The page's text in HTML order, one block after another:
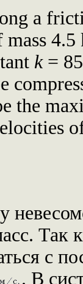
a
mass
k=
the
Так
с
. В